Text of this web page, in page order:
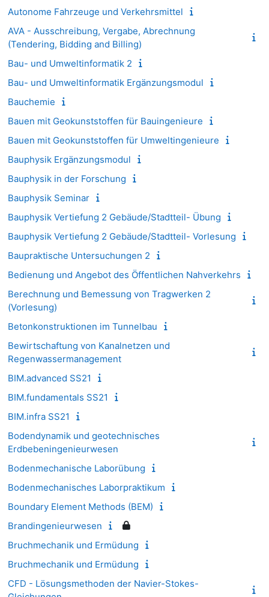
Autonome Fahrzeuge und Verkehrsmittel
AVA - Ausschreibung, Vergabe, Abrechnung
(Tendering, Bidding and Billing)
Bau- und Umweltinformatik 2
Bau- und Umweltinformatik Ergänzungsmodul
Bauchemie
Bauen mit Geokunststoffen für Bauingenieure
Bauen mit Geokunststoffen für Umweltingenieure
Bauphysik Ergänzungsmodul
Bauphysik in der Forschung
Bauphysik Seminar
Bauphysik Vertiefung 2 Gebäude/Stadtteil- Übung
Bauphysik Vertiefung 2 Gebäude/Stadtteil- Vorlesung
Baupraktische Untersuchungen 2
Bedienung und Angebot des Öffentlichen Nahverkehrs
Berechnung und Bemessung von Tragwerken 2
(Vorlesung)
Betonkonstruktionen im Tunnelbau
Bewirtschaftung von Kanalnetzen und
Regenwassermanagement
BIM.advanced SS21
BIM.fundamentals SS21
BIM.infra SS21
Bodendynamik und geotechnisches
Erdbebeningenieurwesen
Bodenmechanische Laborübung
Bodenmechanisches Laborpraktikum
Boundary Element Methods (BEM)
Brandingenieurwesen
Bruchmechanik und Ermüdung
Bruchmechanik und Ermüdung
CFD - Lösungsmethoden der Navier-Stokes-